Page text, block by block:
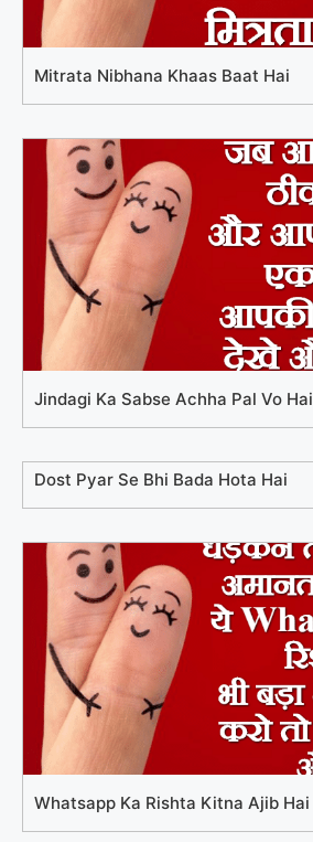
Mitrata Nibhana Khaas Baat Hai
Jindagi Ka Sabse Achha Pal Vo Hai
Dost Pyar Se Bhi Bada Hota Hai
Whatsapp Ka Rishta Kitna Ajib Hai